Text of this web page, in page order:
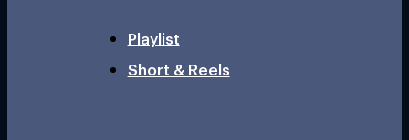
Playlist
Short & Reels